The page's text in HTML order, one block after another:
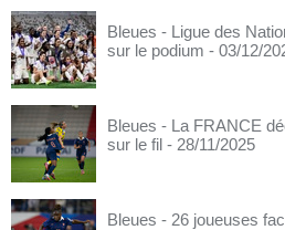
Bleues - Ligue des
sur le podium - 03/12/
Bleues - La FRANCE
sur le fil - 28/11/2025
Bleues - 26 joueuses